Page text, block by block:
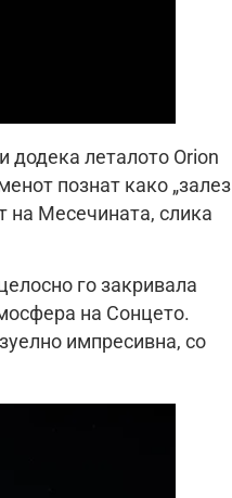
додека леталото Orion
познат како „залез
на Месечината, слика
го закривала
на Сонцето.
импресивна, со